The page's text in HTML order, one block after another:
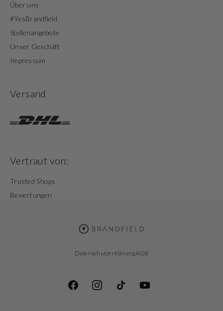
Über uns
#YesBrandfield
Stellenangebote
Unser Geschäft
Impressum
Versand
Vertraut von:
Trusted Shops
Bewertungen
DatenschutzerklärungAGB
FacebookInstagramTikTok YouTube